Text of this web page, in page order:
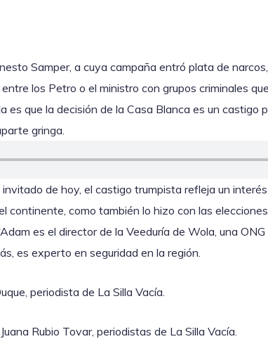
Samper, a cuya campaña entró plata de
los Petro o el ministro con grupos criminales
es que la decisión de la Casa Blanca es un castigo
gringa.
de hoy, el castigo trumpista refleja un
continente, como también lo hizo con las
es el director de la Veeduría de Wola, una
es experto en seguridad en la región.
periodista de La Silla Vacía.
Rubio Tovar, periodistas de La Silla Vacía.